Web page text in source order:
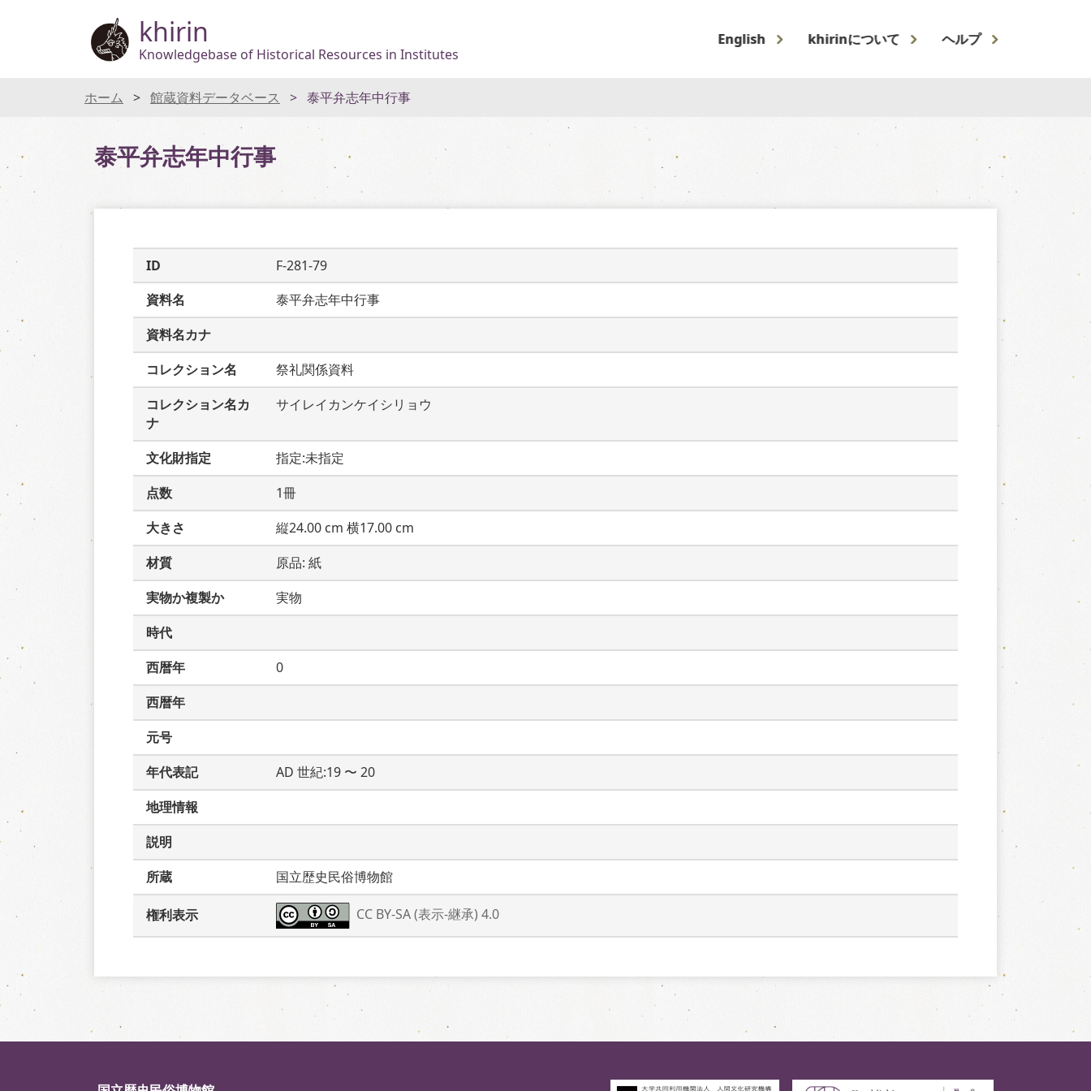
khirin
Knowledgebase of Historical Resources in Institutes
English khirinについて ヘルプ
ホーム 館蔵資料データベース 泰平弁志年中行事
泰平弁志年中行事
ID
F-281-79
資料名
泰平弁志年中行事
資料名カナ
コレクション名
祭礼関係資料
コレクション名カ
ナ
サイレイカンケイシリョウ
文化財指定
指定:未指定
点数
1冊
大きさ
縦24.00 cm 横17.00 cm
材質
原品: 紙
実物か複製か
実物
時代
西暦年
0
西暦年
元号
年代表記
AD 世紀:19 〜 20
地理情報
説明
所蔵
国立歴史民俗博物館
権利表示 CC BY-SA (表示-継承) 4.0